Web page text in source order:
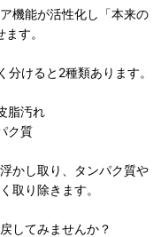
機能が活性化し「本来の
す。
けると2種類あります。
脂汚れ
ク質
かし取り、タンパク質や
取り除きます。
してみませんか？